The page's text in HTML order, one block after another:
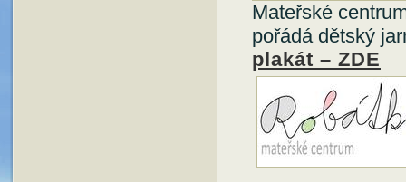
Mateřské
pořádá dětský j
plakát – ZDE